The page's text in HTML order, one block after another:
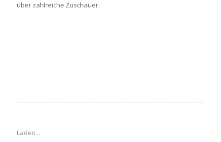
über zahlreiche Zuschauer.
Laden...